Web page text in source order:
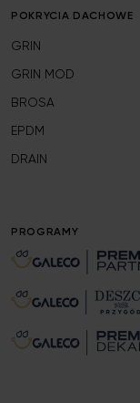
POKRYCIA DACHOWE
GRIN
GRIN MOD
BROSA
EPDM
DRAIN
PROGRAMY